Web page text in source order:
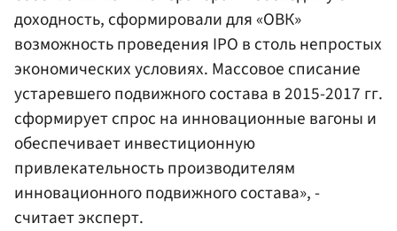
доходность, сформировали для «ОВК»
возможность проведения IPO в столь непростых
экономических условиях. Массовое списание
устаревшего подвижного состава в 2015-2017 гг.
сформирует спрос на инновационные вагоны и
обеспечивает инвестиционную
привлекательность производителям
инновационного подвижного состава», -
считает эксперт.